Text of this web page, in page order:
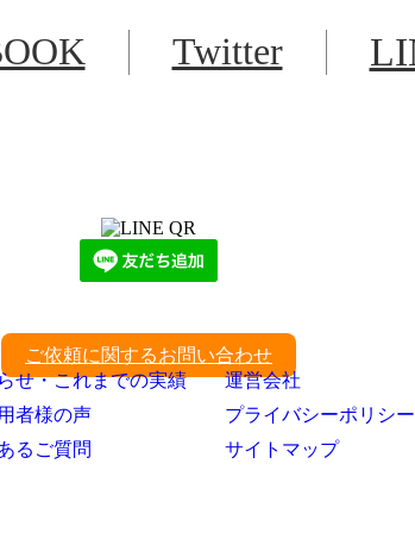
Twitter
ご依頼に関するお問い合わせ
せ・これまでの実績
者様の声
るご質問
運営会社
プライバシーポリシー
サイトマップ